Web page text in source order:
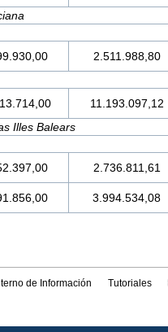
2.511.988,80
11.193.097,12
Illes Balears
2.736.811,61
3.994.534,08
de Información Tutoriales